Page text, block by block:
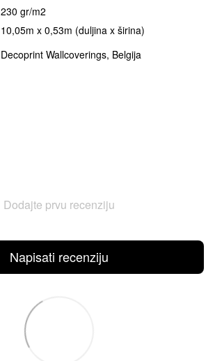
230 gr/m2
10,05m x 0,53m (duljina x širina)
Decoprint Wallcoverings, Belgija
Dodajte prvu recenziju
Napisati recenziju